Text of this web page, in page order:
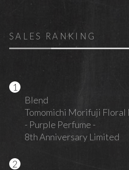
SALES RANKING
Blend
Tomomichi Morifuji Floral
- Purple Perfume -
8th Anniversary Limited